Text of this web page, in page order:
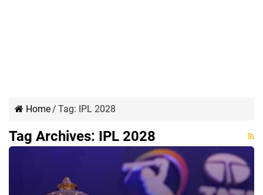
Home/ Tag: IPL 2028
Tag Archives: IPL 2028